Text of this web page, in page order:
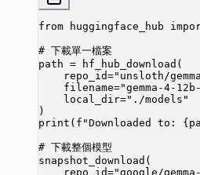
from huggingface_hub
# 下載單一檔案
path = hf_hub_download(
    repo_id
="unsloth/
    filename
="gemma-4-
    local_dir
="./models"
)
print ( f "Downloaded to: {
# 下載整個模型
snapshot_download(
    repo_id
="google/